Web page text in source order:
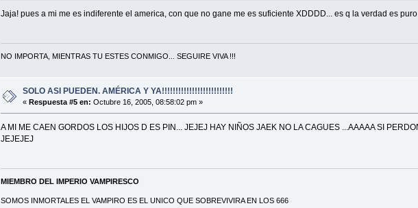
Jaja! pues a mi me es indiferente el america, con que no gane me es suficiente XDDDD... es q la verdad es
NO IMPORTA, MIENTRAS TU ESTES CONMIGO... SEGUIRE VIVA !!!
SOLO ASI PUEDEN. AMÉRICA Y YA!!!!!!!!!!!!!!!!!!!!!!!!!!
« Respuesta #5 en: Octubre 16, 2005, 08:58:02 pm »
A MI ME CAEN GORDOS LOS HIJOS D ES PIN... JEJEJ HAY NIÑOS JAEK NO LA CAGUES ...AAAAA SI
JEJEJEJ
MIEMBRO DEL IMPERIO VAMPIRESCO
SOMOS INMORTALES EL VAMPIRO ES EL UNICO QUE SOBREVIVIRA EN LOS 666